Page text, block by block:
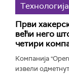
Технологијa
Први
већи него
четири
Компанија
извели